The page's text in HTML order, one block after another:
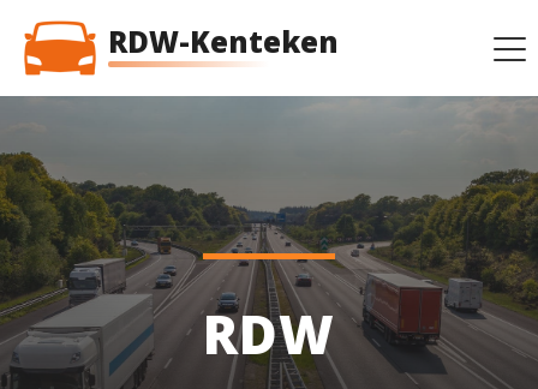
RDW-Kenteken
RDW